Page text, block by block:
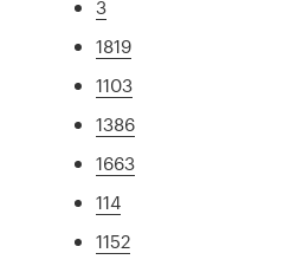
3
1819
1103
1386
1663
114
1152